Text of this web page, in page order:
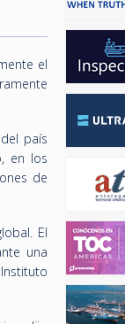
el
país
en los
de
El
una